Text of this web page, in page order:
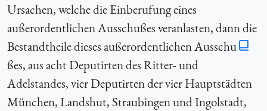
Ursachen, welche die Einberufung eines
außerordentlichen Ausschußes veranlasten, dann die
Bestandtheile dieses außerordentlichen Ausschu
ßes, aus acht Deputirten des Ritter- und
Adelstandes, vier Deputirten der vier Hauptstädten
München, Landshut, Straubingen und Ingolstadt,